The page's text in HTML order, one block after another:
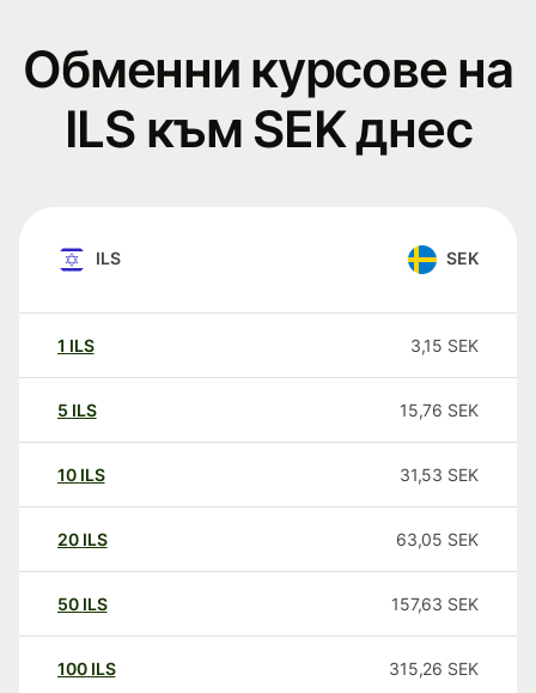
Обменни курсове на
ILS към SEK днес
ILS SEK
1 ILS 3,15 SEK
5 ILS 15,76 SEK
10 ILS 31,53 SEK
20 ILS 63,05 SEK
50 ILS 157,63 SEK
100 ILS 315,26 SEK